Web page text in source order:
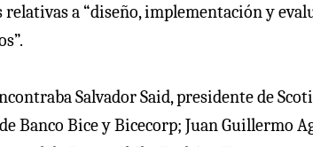
a “diseño, implementación y
Salvador Said, presidente de
Banco Bice y Bicecorp; Juan Guillermo